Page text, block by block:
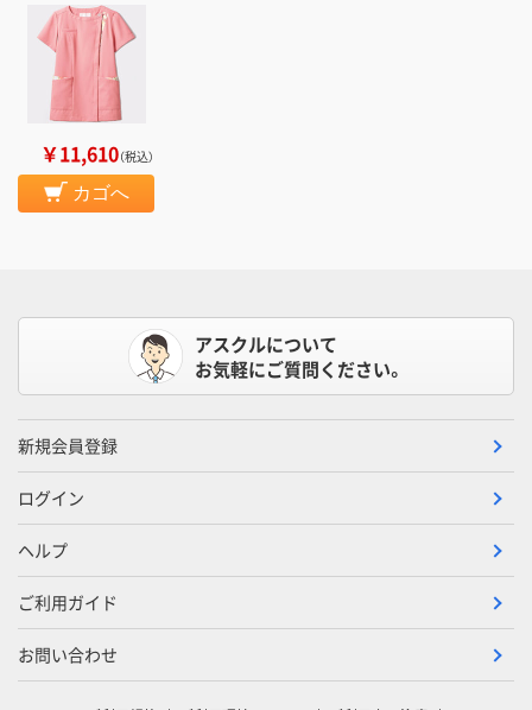
￥11,610（税込）
カゴへ
アスクルについて
お気軽にご質問ください。
新規会員登録
ログイン
ヘルプ
ご利用ガイド
お問い合わせ